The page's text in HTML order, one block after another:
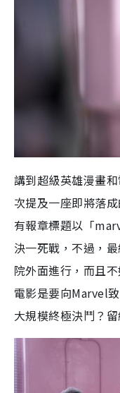
講到超級英雄漫畫
次提及一座即將落
有報章標題以「
決一死戰，不過，
院外面進行，而且
電影是要向Marvel
大規模終極決鬥？